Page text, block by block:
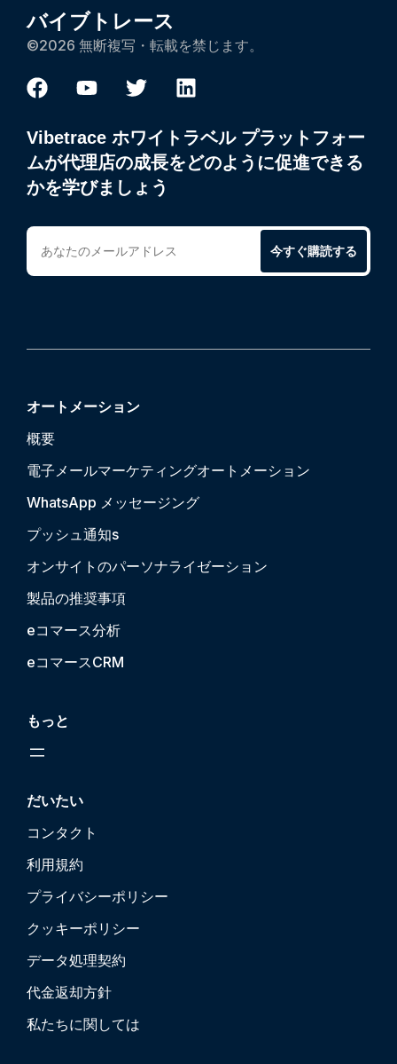
バイブトレース
©2026 無断複写・転載を禁じます。
Vibetrace ホワイトラベル プラットフォー
ムが代理店の成長をどのように促進できる
かを学びましょう
今すぐ購読する
オートメーション
概要
電子メールマーケティングオートメーション
WhatsApp メッセージング
プッシュ通知s
オンサイトのパーソナライゼーション
製品の推奨事項
eコマース分析
eコマースCRM
もっと
だいたい
コンタクト
利用規約
プライバシーポリシー
クッキーポリシー
データ処理契約
代金返却方針
私たちに関しては